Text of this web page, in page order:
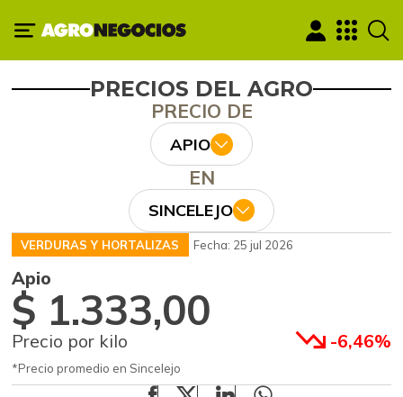
PRECIOS DEL AGRO
PRECIO DE
APIO
EN
SINCELEJO
VERDURAS Y HORTALIZAS Fecha: 25 jul 2026
Apio
$ 1.333,00
Precio por kilo -6,46%
*Precio promedio en Sincelejo